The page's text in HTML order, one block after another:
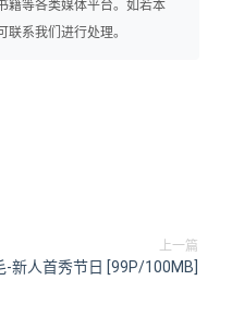
籍等各类媒体平台。如若本
系我们进行处理。
上一篇
-新人首秀节日 [99P/100MB]